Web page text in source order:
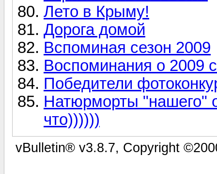
Лето в Крыму!
Дорога домой
Вспоминая сезон 2009
Воспоминания о 2009
Победители
Натюрморты "нашего"
что))))))
vBulletin® v3.8.7, Copyright